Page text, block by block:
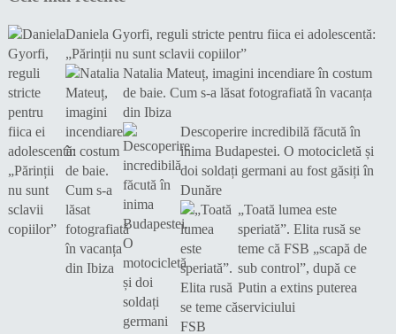
Daniela Gyorfi, reguli stricte pentru fiica ei adolescentă:
„Părinții nu sunt sclavii copiilor”
Natalia Mateuț, imagini incendiare în costum
de baie. Cum s-a lăsat fotografiată în vacanța
din Ibiza
Descoperire incredibilă făcută în
inima Budapestei. O motocicletă și
doi soldați germani au fost găsiți în
Dunăre
„Toată lumea este
speriată”. Elita rusă se
teme că FSB „scapă de
sub control”, după ce
Putin a extins puterea
serviciului